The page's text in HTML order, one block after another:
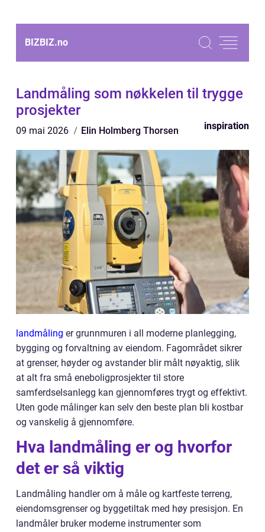
BIZBIZ.no
Landmåling som nøkkelen til trygge
prosjekter
09 mai 2026 Elin Holmberg Thorsen inspiration
landmåling er grunnmuren i all moderne planlegging,
bygging og forvaltning av eiendom. Fagområdet sikrer
at grenser, høyder og avstander blir målt nøyaktig, slik
at alt fra små eneboligprosjekter til store
samferdselsanlegg kan gjennomføres trygt og effektivt.
Uten gode målinger kan selv den beste plan bli kostbar
og vanskelig å gjennomføre.
Hva landmåling er og hvorfor
det er så viktig
Landmåling handler om å måle og kartfeste terreng,
eiendomsgrenser og byggetiltak med høy presisjon. En
landmåler bruker moderne instrumenter som